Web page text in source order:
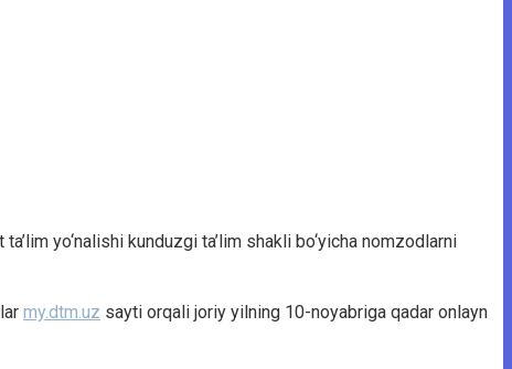
yo‘nalishi kunduzgi ta’lim shakli bo‘yicha nomzodlarni
my.dtm.uz sayti orqali joriy yilning 10-noyabriga qadar onlayn